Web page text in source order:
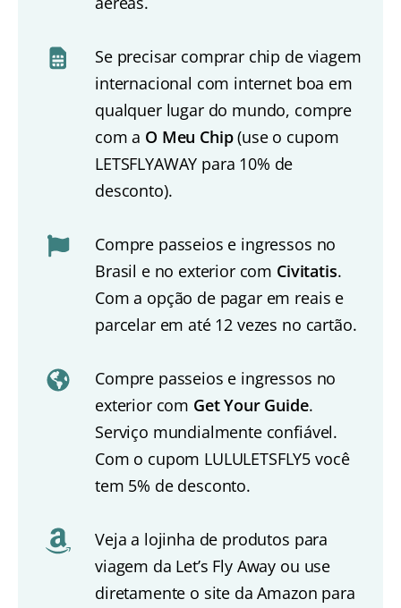
Se precisar comprar chip de viagem
internacional com internet boa em
qualquer lugar do mundo, compre
com a O Meu Chip(use o cupom
LETSFLYAWAY para 10% de
desconto).
Compre passeios e ingressos no
Brasil e no exterior com Civitatis.
Com a opção de pagar em reais e
parcelar em até 12 vezes no cartão.
Compre passeios e ingressos no
exterior com Get Your Guide.
Serviço mundialmente confiável.
Com o cupom LULULETSFLY5 você
tem 5% de desconto.
Veja a lojinha de produtos para
viagem da Let’s Fly Away ou use
diretamente o site da Amazon para